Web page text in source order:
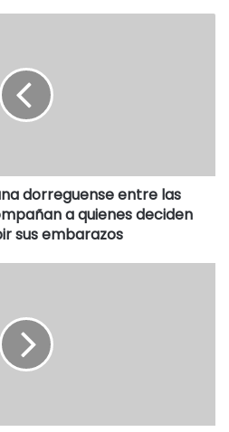
dorreguense entre las
a quienes deciden
sus embarazos